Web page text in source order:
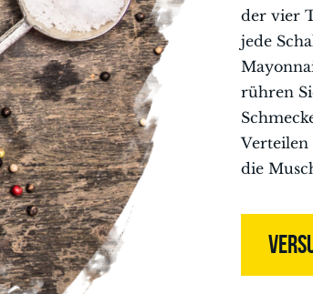
der vier
jede
rühren
Verteilen
die